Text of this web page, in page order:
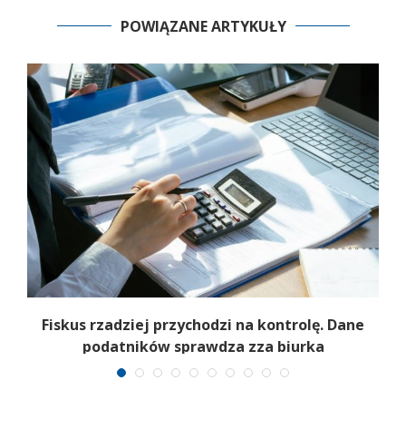
POWIĄZANE ARTYKUŁY
Fiskus rzadziej przychodzi na kontrolę. Dane
podatników sprawdza zza biurka